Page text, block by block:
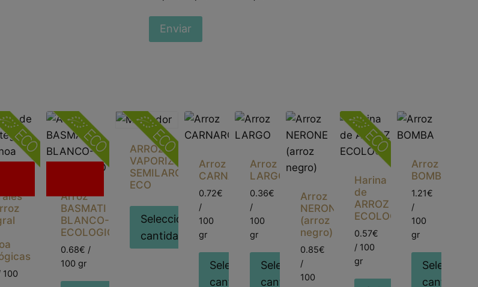
100
Arroz
BASMATI
BLANCO-
ECOLOGICO
0.68€ /
100 gr
ARROZ
VAPORIZADO
SEMILARGO
ECO
Seleccionar
cantidad
Arroz
CARNAROLI
0.72€
/
100
gr
Seleccionar
cantidad
Arroz
LARGO
0.36€
/
100
gr
Seleccionar
cantidad
Arroz
NERONE
(arroz
negro)
0.85€
/
100
Harina
de
ARROZ
ECOLOGICA
0.57€
/ 100
gr
Arroz
BOMBA
1.21€
/
100
gr
cantidad